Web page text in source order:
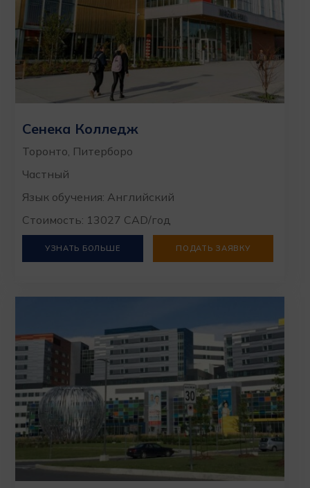
Сенека Колледж
Торонто, Питерборо
Частный
Язык обучения: Английский
Стоимость: 13027 CAD/год
УЗНАТЬ БОЛЬШЕ ПОДАТЬ ЗАЯВКУ